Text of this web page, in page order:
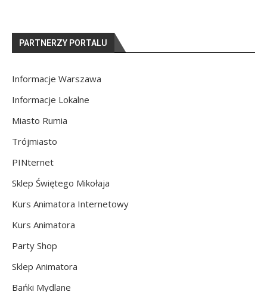
PARTNERZY PORTALU
Informacje Warszawa
Informacje Lokalne
Miasto Rumia
Trójmiasto
PINternet
Sklep Świętego Mikołaja
Kurs Animatora Internetowy
Kurs Animatora
Party Shop
Sklep Animatora
Bańki Mydlane